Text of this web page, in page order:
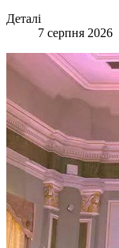
Деталі
7 серпня 2026